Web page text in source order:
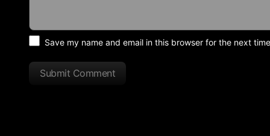
Save my name and email in this browser for the next
Submit Comment